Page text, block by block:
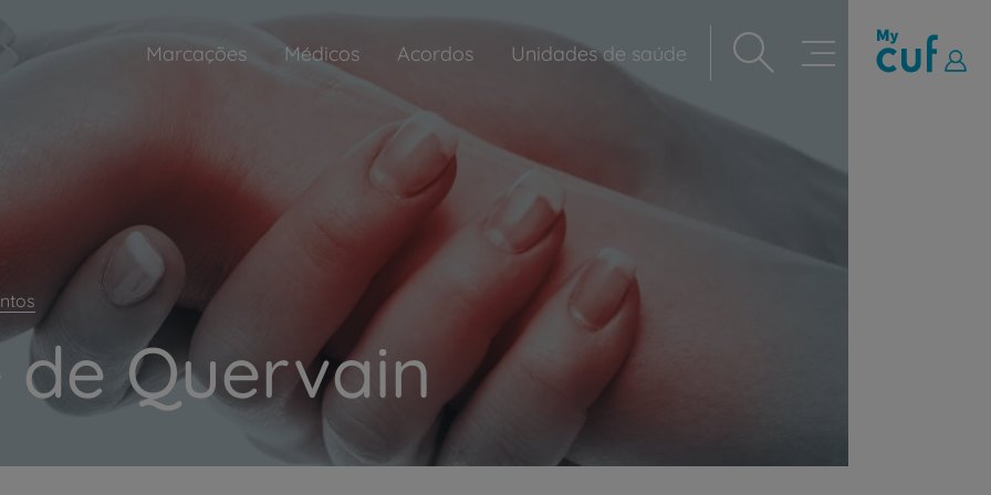
Navegação
Marcações Médicos Acordos Unidades de saúde
de Quervain